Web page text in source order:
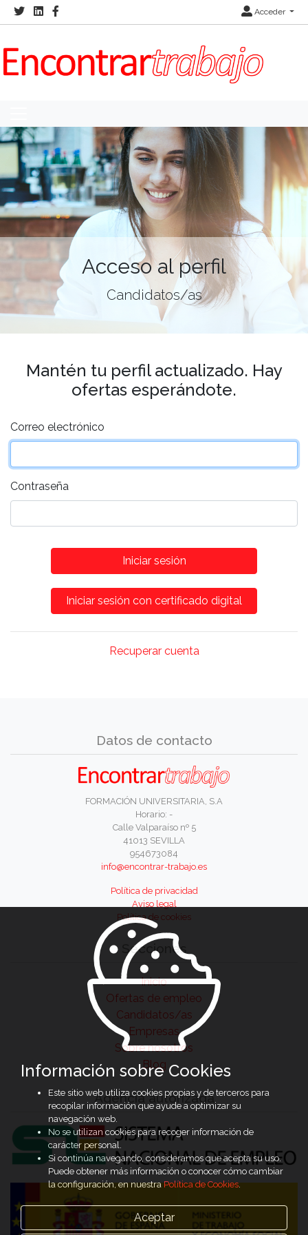
Acceder
Acceso al perfil
Candidatos/as
Mantén tu perfil actualizado. Hay
ofertas esperándote.
Correo electrónico
Contraseña
Recuperar cuenta
Datos de contacto
FORMACIÓN UNIVERSITARIA, S.A
Horario: -
Calle Valparaíso nº 5
41013 SEVILLA
954673084
info@encontrar-trabajo.es
Política de privacidad
Aviso legal
Política de cookies
Secciones
Inicio
Ofertas de empleo
Candidatos/as
Empresas
Sobre nosotros
Blog
Agencia autorizada
Información sobre Cookies
Este sitio web utiliza cookies propias y de terceros para
recopilar información que ayude a optimizar su
navegación web.
No se utilizan cookies para recoger información de
carácter personal.
Si continúa navegando, consideramos que acepta su uso.
Puede obtener más información o conocer cómo cambiar
la configuración, en nuestraPolítica de Cookies.
Aceptar